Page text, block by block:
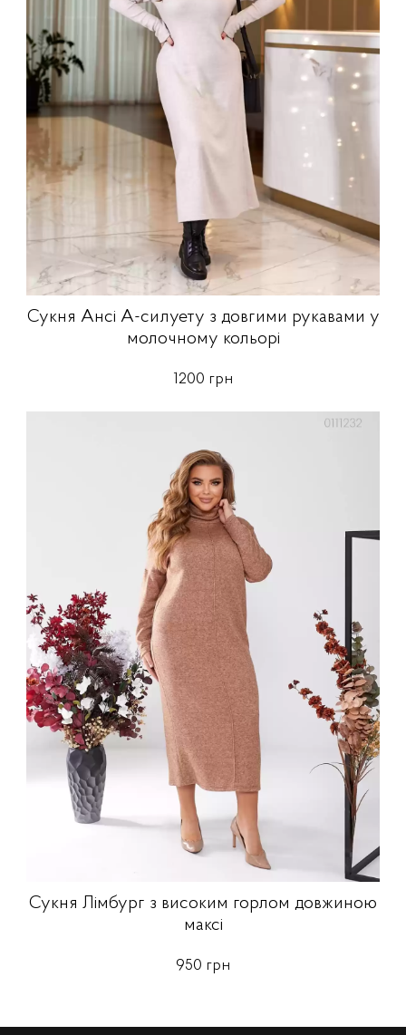
Сукня Ансі А-силуету з довгими рукавами у
молочному кольорі
1200 грн
Сукня Лімбург з високим горлом довжиною
максі
950 грн